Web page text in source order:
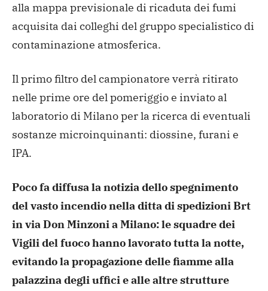
alla mappa previsionale di ricaduta dei fumi
acquisita dai colleghi del gruppo specialistico di
contaminazione atmosferica.
Il primo filtro del campionatore verrà ritirato
nelle prime ore del pomeriggio e inviato al
laboratorio di Milano per la ricerca di eventuali
sostanze microinquinanti: diossine, furani e
IPA.
Poco fa diffusa la notizia dello spegnimento
del vasto incendio nella ditta di spedizioni Brt
in via Don Minzoni a Milano: le squadre dei
Vigili del fuoco hanno lavorato tutta la notte,
evitando la propagazione delle fiamme alla
palazzina degli uffici e alle altre strutture